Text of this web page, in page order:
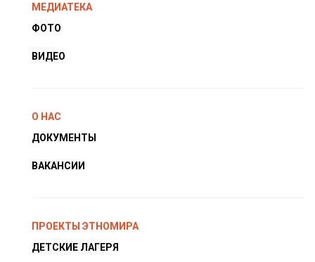
МЕДИАТЕКА
ФОТО
ВИДЕО
О НАС
ДОКУМЕНТЫ
ВАКАНСИИ
ПРОЕКТЫ ЭТНОМИРА
ДЕТСКИЕ ЛАГЕРЯ